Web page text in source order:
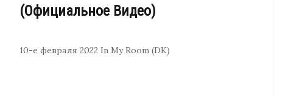
(Официальное Видео)
10-е февраля 2022 In My Room (DK)